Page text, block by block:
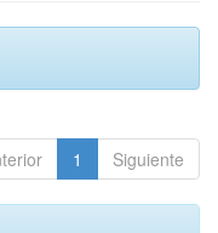
1 Siguiente